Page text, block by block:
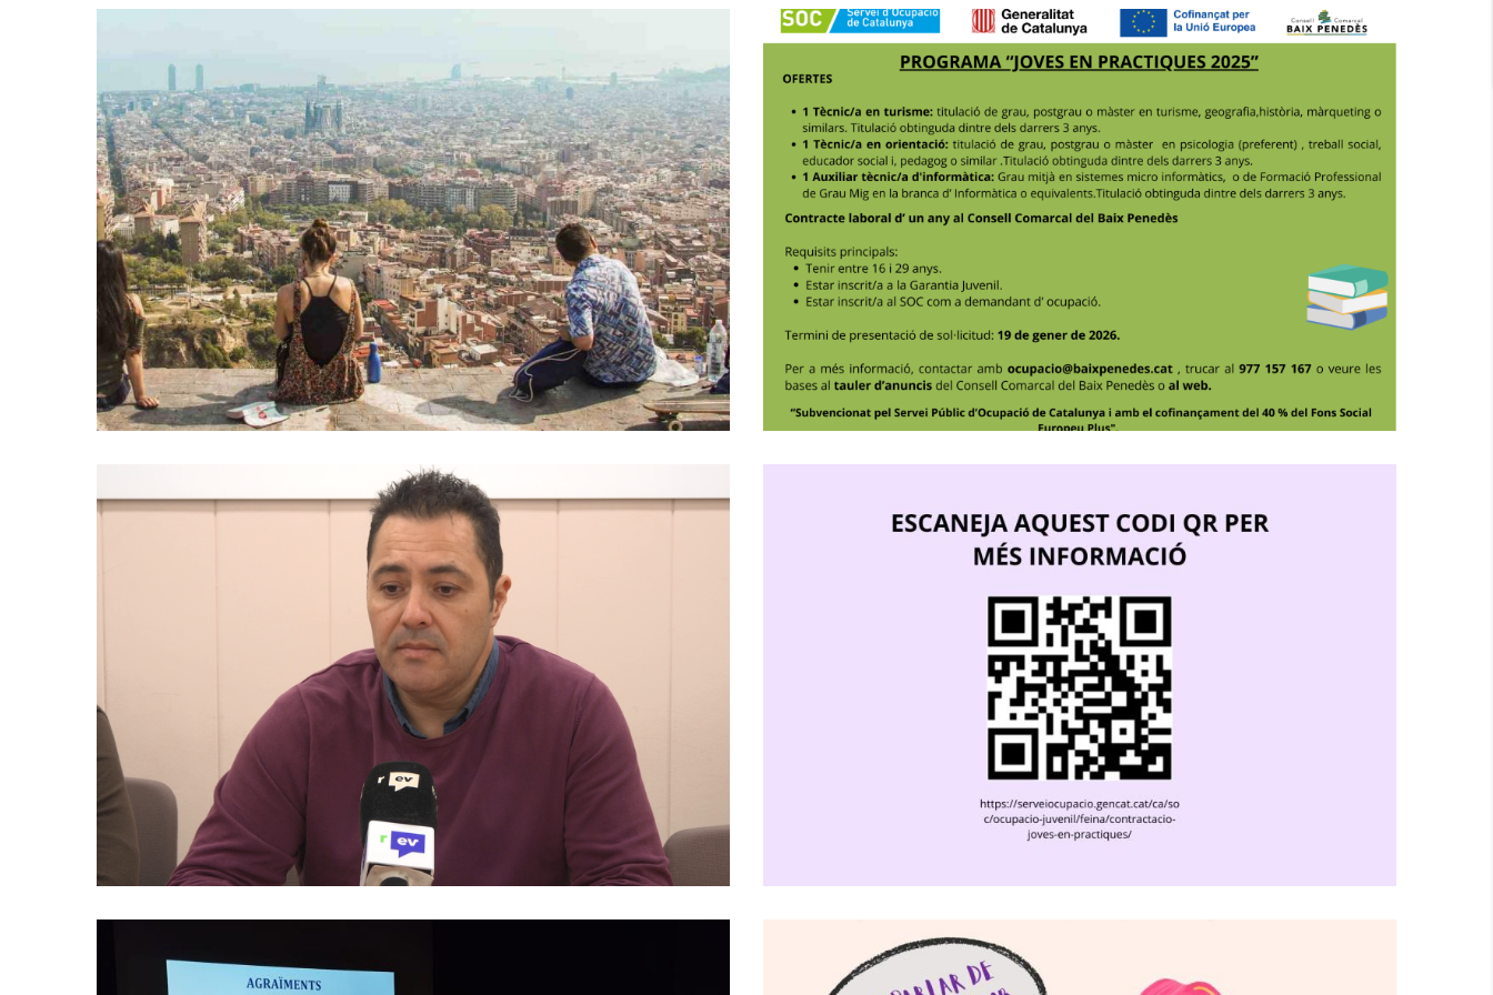
OPORTUNITAT PER A JOVES TALENTS DE LA
COMARCA
Educació
Joventut
PROGRAMA JOVES EN PRÀCTIQUES 2025
Joventut
El Consell Comarcal Del Baix Penedès Impulsa
Noves Contractacions Juvenils Amb El Programa
Joves En Pràctiques 2025
Joventut
Ocupació
Programa Joves En Pràctiques
Joventut
Ocupació